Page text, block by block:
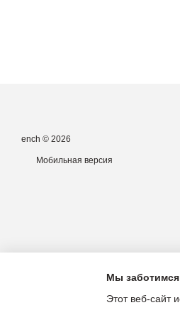
ench © 2026
Мобильная версия
Мы
Этот веб-сайт